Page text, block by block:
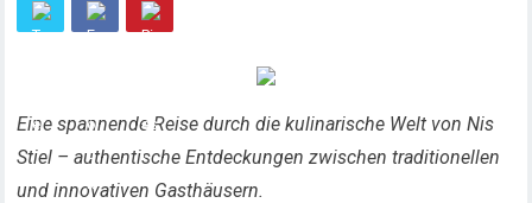
Eine spannende Reise durch die kulinarische Welt von Nis
Stiel – authentische Entdeckungen zwischen traditionellen
und innovativen Gasthäusern.